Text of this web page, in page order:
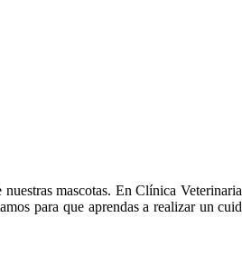
mascotas. En Clínica
para que aprendas a realizar un